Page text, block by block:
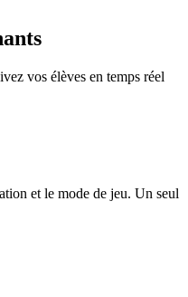
vos élèves en temps réel
et le mode de jeu. Un seul